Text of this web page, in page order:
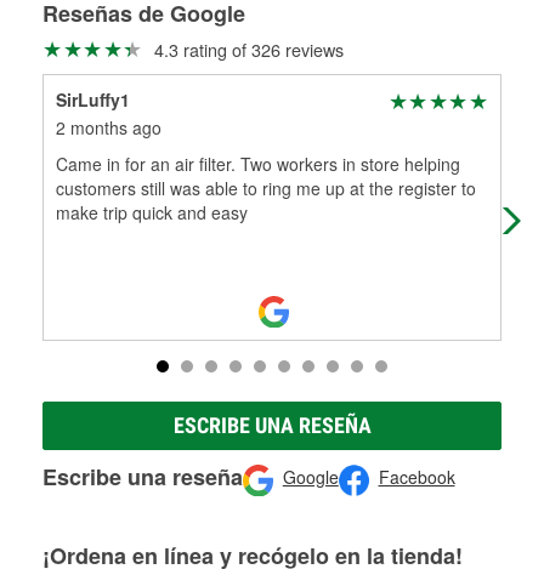
Más información sobre el Programa de Préstamo de
Herramientas de O'Reilly
medirán tus tambores o discos para determinar si pueden
ser rectificados con seguridad. Si tus tambores o discos no
pueden ser reutilizados, podemos ayudarte a encontrar las
partes de reemplazo correctas para tu reparación.
Rectificación de tambores y discos de freno
Reseñas de Google
4.3 rating of 326 reviews
SirLuffy1
2 months ago
Came in for an air filter. Two workers in store helping
customers still was able to ring me up at the register to
make trip quick and easy
ESCRIBE UNA RESEÑA
Escribe una reseña Google Facebook
¡Ordena en línea y recógelo en la tienda!